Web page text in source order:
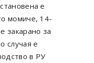
е
момиче, 14-
закарано за
случая е
в РУ